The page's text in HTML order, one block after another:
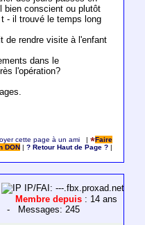
bien conscient ou plutôt
- il trouvé le temps long
de rendre visite à l'enfant
dans le
l'opération?
cette page à un ami |
Faire
DON
|? Retour Haut de Page ?
IP/FAI: ---.fbx.proxad.net
Membre depuis : 14 ans
- Messages: 245